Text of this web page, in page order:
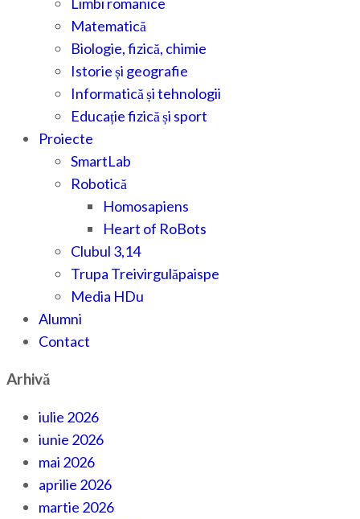
Matematică
Biologie, fizică, chimie
Istorie și geografie
Informatică și tehnologii
Educație fizică și sport
Proiecte
SmartLab
Robotică
Homosapiens
Heart of RoBots
Clubul 3,14
Trupa Treivirgulăpaispe
Media HDu
Alumni
Contact
Arhivă
iulie 2026
iunie 2026
mai 2026
aprilie 2026
martie 2026